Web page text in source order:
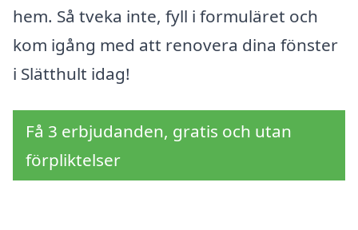
hem. Så tveka inte, fyll i formuläret och
kom igång med att renovera dina fönster
i Slätthult idag!
Få 3 erbjudanden, gratis och utan
förpliktelser